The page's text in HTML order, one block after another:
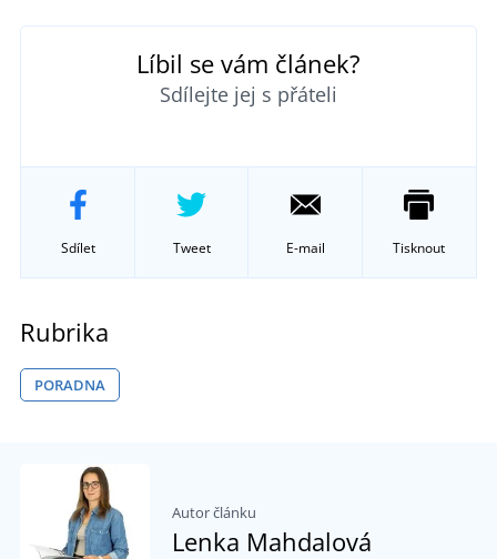
Líbil se vám článek?
Sdílejte jej s přáteli
Sdílet Tweet E-mail Tisknout
Rubrika
PORADNA
Autor článku
Lenka Mahdalová